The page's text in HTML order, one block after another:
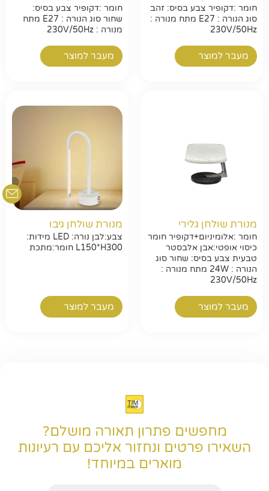
חפשו באתר
חומר :דקופיר צבע בסיס: זהב
סוג הנורה : E27 מתח מנורה :
230V/50Hz
מעבר למוצר
חומר :דקופיר צבע בסיס:
שחור סוג הנורה : E27 מתח
מנורה : 230V/50Hz
מעבר למוצר
מנורת שולחן גלירי
חומר :אלומיניום+דקופיר חומר
כיסוי אופטי:אבן אלבסטר
טבעית צבע בסיס: שחור סוג
הנורה : 24W מתח מנורה :
230V/50Hz
מעבר למוצר
מנורת שולחן גיבו
צבע:לבן נורה: LED מידות:
L150*H300 חומר:מתכת
מעבר למוצר
מחפשים פתרון תאורה מושלם?
השאירו פרטים ונחזור אליכם עם רעיונות
מוארים במיוחד!